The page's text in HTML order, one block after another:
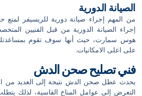
الصيانة الدورية
من المهم إجراء صيانة دورية للريسيفر لمنع
إجراء الصيانة الدورية من قبل الفنيين
هوس سمارت، حيث أنها سوف تقوم بمساعدتك
على اعلى الامكانيات.
فني تصليح صحن الدش
يحدث عطل صحن الدش نتيجة إلى العديد من
التعرض إلى عوامل المناخ القاسية، لذلك